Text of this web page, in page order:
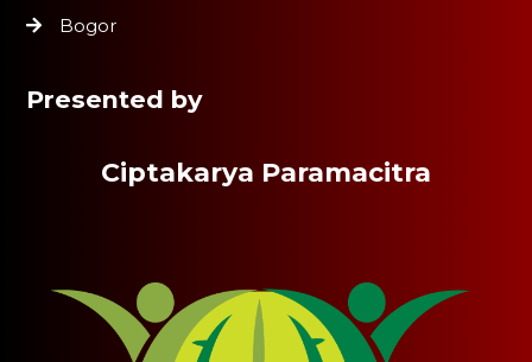
Bogor
Presented by
Ciptakarya Paramacitra